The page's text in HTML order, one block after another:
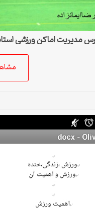
مدیریت اماکن ورزشی